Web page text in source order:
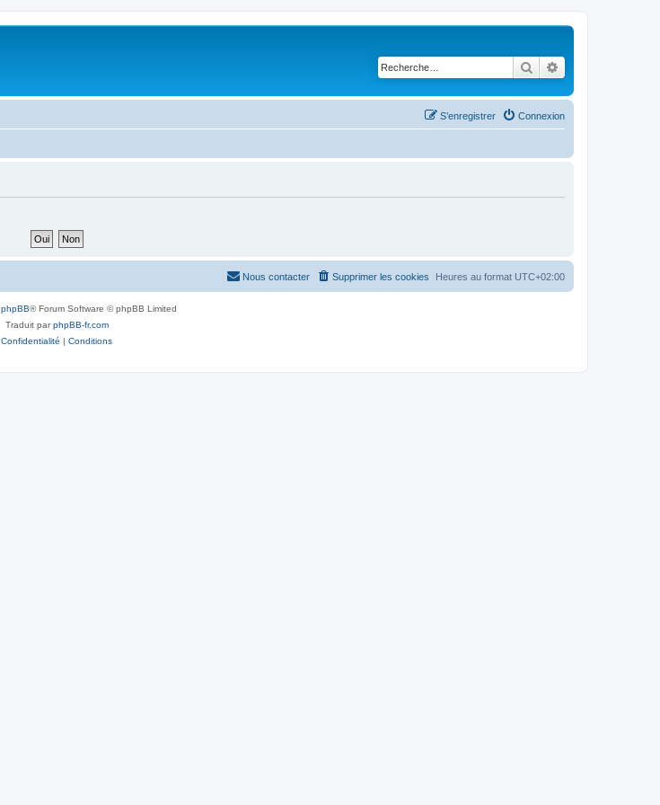
Rechercher
Connexion
S’enregistrer
Heures au format UTC+02:00
Supprimer les cookies
Nous contacter
phpBB® Forum Software © phpBB Limited
Traduit parphpBB-fr.com
Confidentialité | Conditions